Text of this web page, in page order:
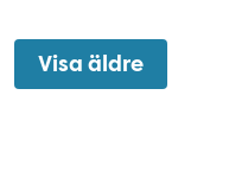
Visa äldre